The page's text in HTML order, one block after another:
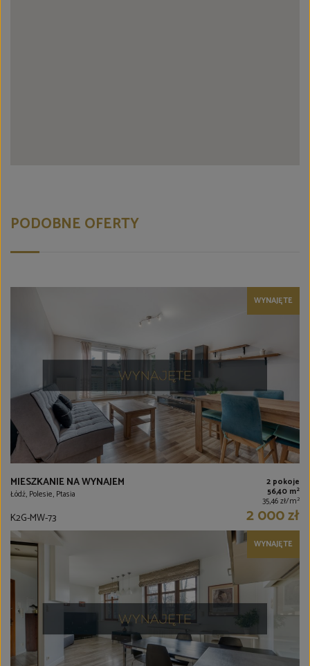
PODOBNE OFERTY
WYNAJĘTE
MIESZKANIE NA WYNAJEM
Łódź, Polesie, Ptasia
2 pokoje
56,40 m2
35,46 zł/m2
K2G-MW-73 2 000 zł
WYNAJĘTE